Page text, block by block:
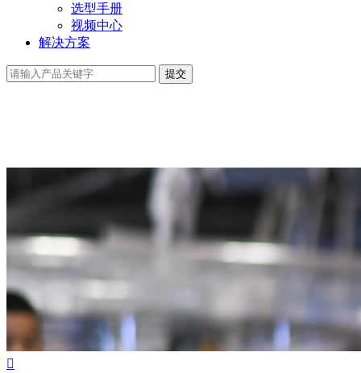
选型手册
视频中心
解决方案
